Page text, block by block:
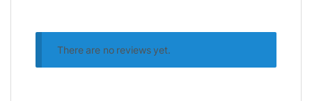
Bộ chuyển đổi ThinkPad Universal
Thunderbolt 4 Dock có thiết kế nhỏ gọn
There are no reviews yet.